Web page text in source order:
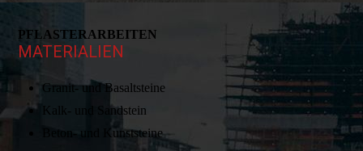
PFLASTERARBEITEN
MATERIALIEN
Granit- und Basaltsteine
Kalk- und Sandstein
Beton- und Kunststeine